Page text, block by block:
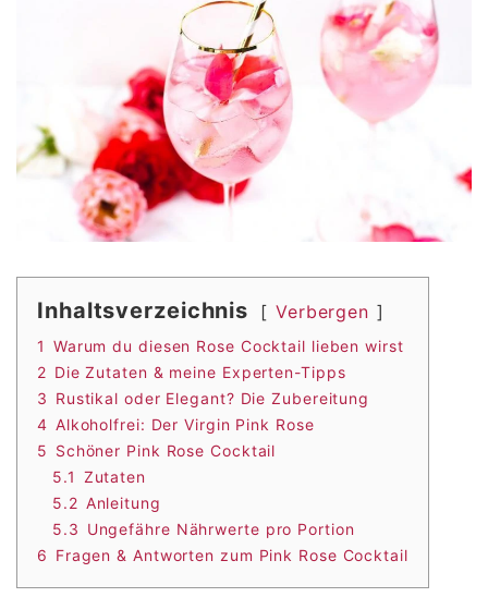
Inhaltsverzeichnis Verbergen
1 Warum du diesen Rose Cocktail lieben wirst
2 Die Zutaten & meine Experten-Tipps
3 Rustikal oder Elegant? Die Zubereitung
4 Alkoholfrei: Der Virgin Pink Rose
5 Schöner Pink Rose Cocktail
5.1 Zutaten
5.2 Anleitung
5.3 Ungefähre Nährwerte pro Portion
6 Fragen & Antworten zum Pink Rose Cocktail